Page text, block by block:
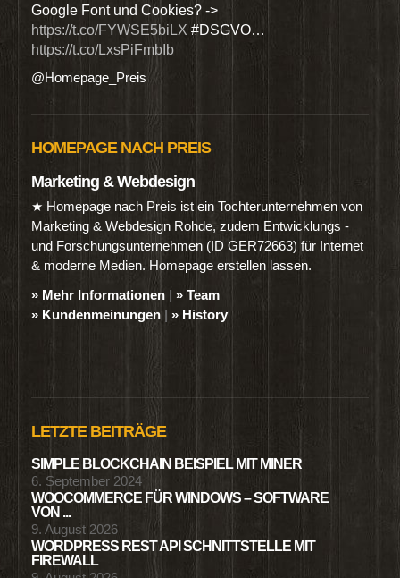
Google Font und Cookies? ->
https://t.co/FYWSE5biLX #DSGVO…
https://t.co/LxsPiFmbIb
@Homepage_Preis
HOMEPAGE NACH PREIS
Marketing & Webdesign
★ Homepage nach Preis ist ein Tochterunternehmen von
Marketing & Webdesign Rohde, zudem Entwicklungs -
und Forschungsunternehmen (ID GER72663) für Internet
& moderne Medien. Homepage erstellen lassen.
» Mehr Informationen | » Team
» Kundenmeinungen | » History
LETZTE BEITRÄGE
SIMPLE BLOCKCHAIN BEISPIEL MIT MINER
6. September 2024
WOOCOMMERCE FÜR WINDOWS – SOFTWARE
VON ...
9. August 2026
WORDPRESS REST API SCHNITTSTELLE MIT
FIREWALL